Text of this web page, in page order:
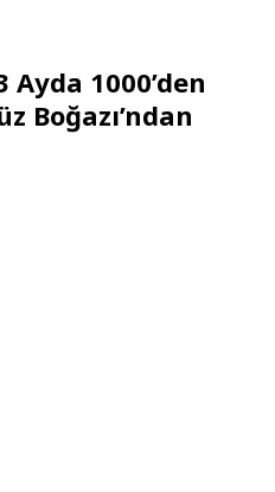
Ayda 1000’den
Boğazı’ndan